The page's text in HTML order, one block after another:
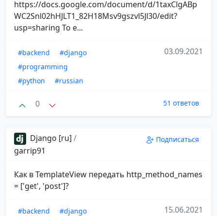
https://docs.google.com/document/d/1taxClgABp
WC2Snl02hHJLT1_82H18Msv9gszvl5Jl30/edit?
usp=sharing То е...
#backend
#django
#programming
#python
#russian
03.09.2021
0 51 ответов
Django [ru] /
garrip91
Подписаться
Как в TemplateView передать http_method_names
= ['get', 'post']?
#backend
#django
15.06.2021